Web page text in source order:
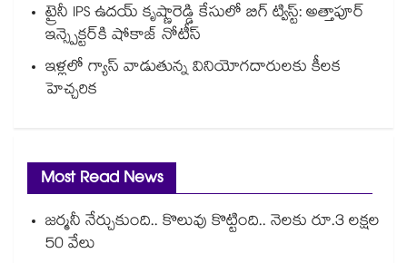
ట్రైనీ IPS ఉదయ్ కృష్ణారెడ్డి కేసులో బిగ్ ట్విస్ట్: అత్తాపూర్
ఇన్స్పెక్టర్‎కి షోకాజ్ నోటీస్
ఇళ్లలో గ్యాస్ వాడుతున్న వినియోగదారులకు కీలక
హెచ్చరిక
Most Read News
జర్మనీ నేర్చుకుంది.. కొలువు కొట్టింది.. నెలకు రూ.3 లక్షల
50 వేలు